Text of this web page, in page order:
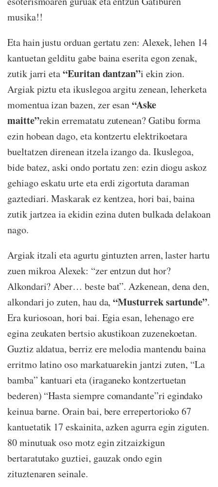
musika!!
Eta hain justu orduan gertatu zen: Alexek, lehen 14
kantuetan gelditu gabe baina eserita egon zenak,
zutik jarri eta“Euritan dantzan”i ekin zion.
Argiak piztu eta ikuslegoa argitu zenean, leherketa
momentua izan bazen, zer esan“Aske
maitte”rekin errematatu zutenean? Gatibu forma
ezin hobean dago, eta kontzertu elektrikoetara
bueltatzen direnean itzela izango da. Ikuslegoa,
bide batez, aski ondo portatu zen: ezin diogu askoz
gehiago eskatu urte eta erdi zigortuta daraman
gaztediari. Maskarak ez kentzea, hori bai, baina
zutik jartzea ia ekidin ezina duten bulkada delakoan
nago.
Argiak itzali eta agurtu gintuzten arren, laster hartu
zuen mikroa Alexek: “zer entzun dut hor?
Alkondari? Aber… beste bat”. Azkenean, dena den,
alkondari jo zuten, hau da,“Musturrek sartunde”.
Era kuriosoan, hori bai. Egia esan, lehenago ere
egina zeukaten bertsio akustikoan zuzenekoetan.
Guztiz aldatua, berriz ere melodia mantendu baina
erritmo latino oso markatuarekin jantzi zuten, “La
bamba” kantuari eta (iraganeko kontzertuetan
bederen) “Hasta siempre comandante”ri egindako
keinua barne. Orain bai, bere errepertorioko 67
kantuetatik 17 eskainita, azken agurra egin ziguten.
80 minutuak oso motz egin zitzaizkigun
bertaratutako guztiei, gauzak ondo egin
zituztenaren seinale.